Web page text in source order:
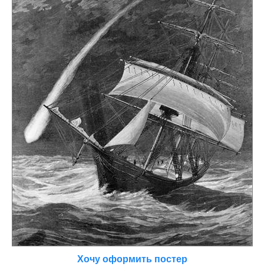
Хочу оформить постер